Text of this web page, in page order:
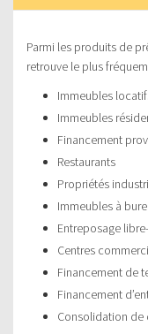
Parmi les produits de
retrouve le plus
Immeubles
Immeubles
Financement
Restaurants
Propriétés
Immeubles à
Entreposage
Centres
Financement de
Financement
Consolidation de